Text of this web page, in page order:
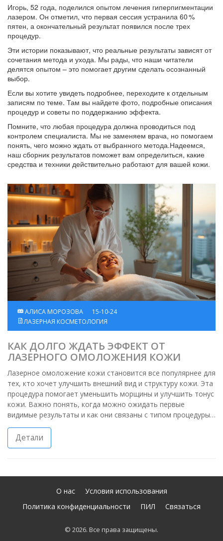
Игорь, 52 года, поделился опытом лечения гиперпигментации
лазером. Он отметил, что первая сессия устранила 60 %
пятен, а окончательный результат появился после трех
процедур.
Эти истории показывают, что реальные результаты зависят от
сочетания метода и ухода. Мы рады, что наши читатели
делятся опытом – это помогает другим сделать осознанный
выбор.
Если вы хотите увидеть подробнее, переходите к отдельным
записям по теме. Там вы найдете фото, подробные описания
процедур и советы по поддержанию эффекта.
Помните, что любая процедура должна проводиться под
контролем специалиста. Мы не заменяем врача, но помогаем
понять, чего можно ждать от выбранного метода.Надеемся,
наш сборник результатов поможет вам определиться, какие
средства и техники действительно работают для вашей кожи.
АЛИСА МОРОЗОВА
15-10-24
ЛАЗЕРНАЯ КОСМЕТОЛОГИЯ
КАК ДОЛГО ЖДАТЬ ЭФФЕКТ ОТ
ЛАЗЕРНОГО ОМОЛОЖЕНИЯ КОЖИ
Лазерное омоложение кожи становится все популярнее для
тех, кто хочет улучшить внешний вид и структуру кожи. Эта
процедура помогает уменьшить морщины и улучшить тонус
кожи. Важно понять, когда можно ожидать первые
видимые результаты и как они связаны с типом процедуры.
В статье обсуждаются различные факторы, влияющие на
скорость проявления эффекта, а также советы по уходу
после процедуры.
Детали
О нас
Условия использования
Политика конфиденциальности
ПИЛ Связаться
© 2026. Все права защищены.